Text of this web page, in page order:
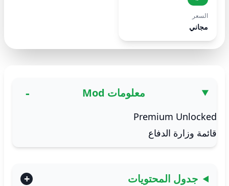
السعر
مجاني
معلومات Mod
Premium Unlocked
قائمة وزارة الدفاع
جدول المحتويات